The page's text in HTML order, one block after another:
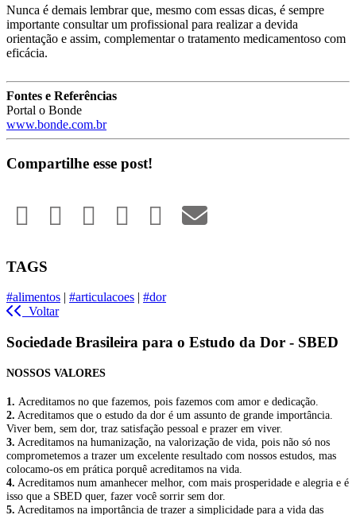
Nunca é demais lembrar que, mesmo com essas dicas, é sempre
importante consultar um profissional para realizar a devida
orientação e assim, complementar o tratamento medicamentoso com
eficácia.
Fontes e Referências
Portal o Bonde
www.bonde.com.br
Compartilhe esse post!
TAGS
#alimentos | #articulacoes | #dor
Voltar
Sociedade Brasileira para o Estudo da Dor - SBED
NOSSOS VALORES
1. Acreditamos no que fazemos, pois fazemos com amor e dedicação.
2. Acreditamos que o estudo da dor é um assunto de grande importância.
Viver bem, sem dor, traz satisfação pessoal e prazer em viver.
3. Acreditamos na humanização, na valorização de vida, pois não só nos
comprometemos a trazer um excelente resultado com nossos estudos, mas
colocamo-os em prática porquê acreditamos na vida.
4. Acreditamos num amanhecer melhor, com mais prosperidade e alegria e é
isso que a SBED quer, fazer você sorrir sem dor.
5. Acreditamos na importância de trazer a simplicidade para a vida das